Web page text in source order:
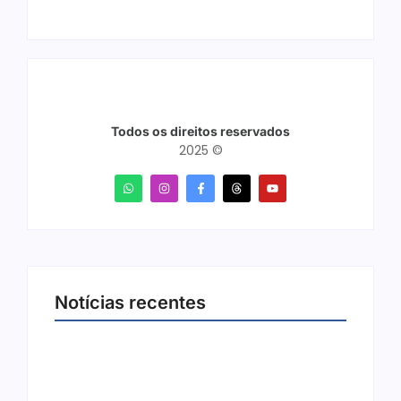
Todos os direitos reservados
2025 ©
Notícias recentes